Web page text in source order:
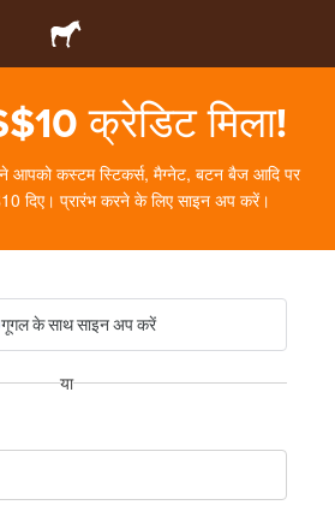
क्रेडिट मिला!
कस्टम स्टिकर्स, मैग्नेट, बटन बैज आदि पर
दिए। प्रारंभ करने के लिए साइन अप करें।
गूगल के साथ साइन अप करें
या